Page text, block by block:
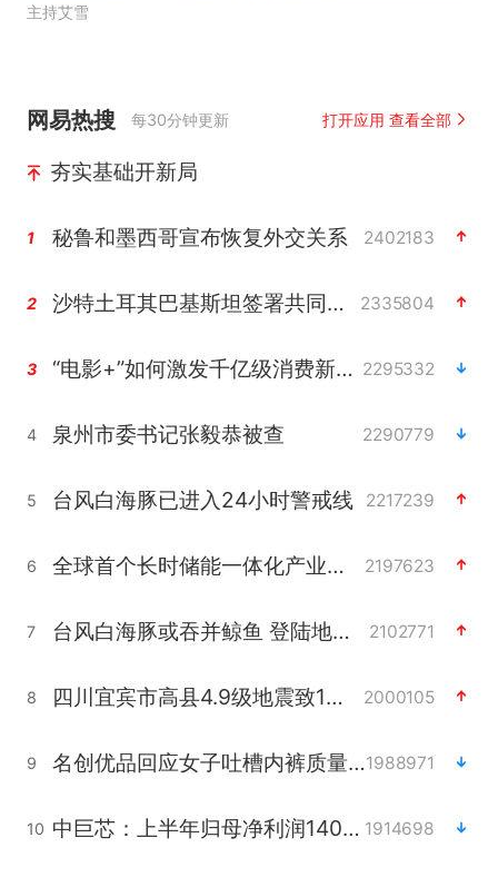
主持艾雪
网易热搜 每30分钟更新 打开应用 查看全部
夯实基础开新局
1 秘鲁和墨西哥宣布恢复外交关系 2402183
2 沙特土耳其巴基斯坦签署共同防务协议 2335804
3 “电影+”如何激发千亿级消费新活力？ 2295332
4 泉州市委书记张毅恭被查 2290779
5 台风白海豚已进入24小时警戒线 2217239
6 全球首个长时储能一体化产业园量产 2197623
7 台风白海豚或吞并鲸鱼 登陆地点更新 2102771
8 四川宜宾市高县4.9级地震致1人死亡 2000105
9 名创优品回应女子吐槽内裤质量差1988971
10 中巨芯：上半年归母净利润1405.77万元 1914698